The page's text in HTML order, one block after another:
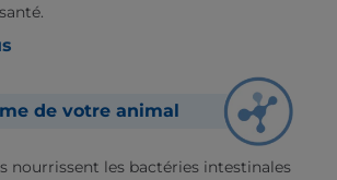
de votre animal
nourrissent les bactéries intestinales